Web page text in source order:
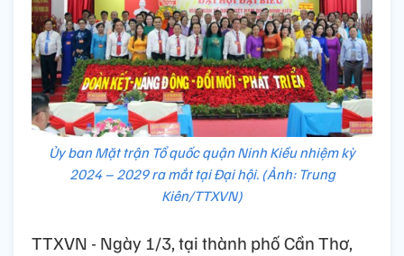
Ủy ban Mặt trận Tổ quốc quận Ninh Kiều nhiệm kỳ
2024 – 2029 ra mắt tại Đại hội. (Ảnh: Trung
Kiên/TTXVN)
TTXVN - Ngày 1/3, tại thành phố Cần Thơ,